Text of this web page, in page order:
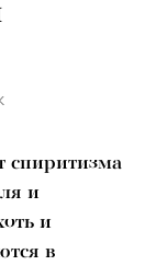
спиритизма
и
и
в